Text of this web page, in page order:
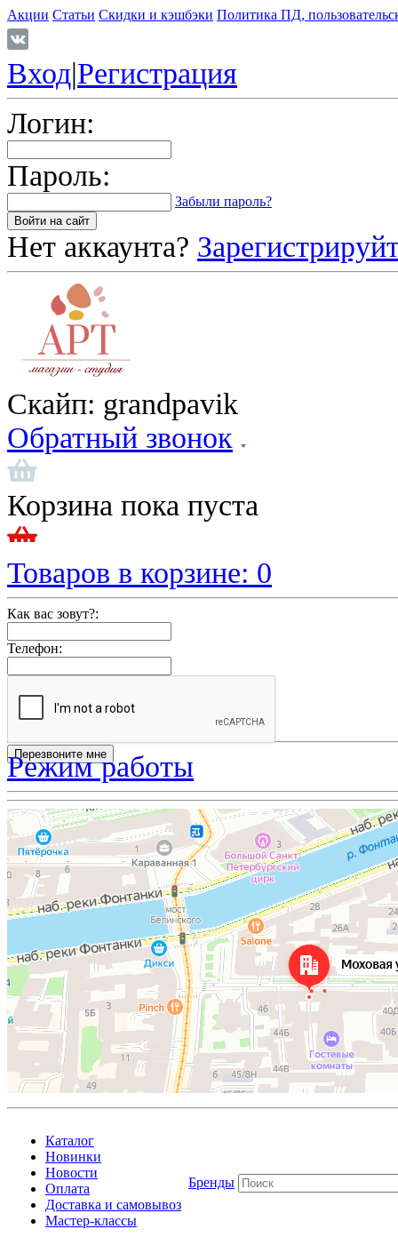
Акции Статьи Скидки и кэшбэки Политика ПД,
Вход|Регистрация
Логин:
Пароль:
Забыли пароль?
Нет аккаунта?
Скайп: grandpavik
Обратный звонок
Корзина пока пуста
Товаров в корзине: 0
Как вас зовут?:
Телефон:
Режим работы
Каталог
Новинки
Новости
Оплата
Доставка и самовывоз
Мастер-классы
Бренды